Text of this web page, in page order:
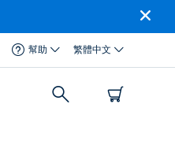
幫助 繁體中文